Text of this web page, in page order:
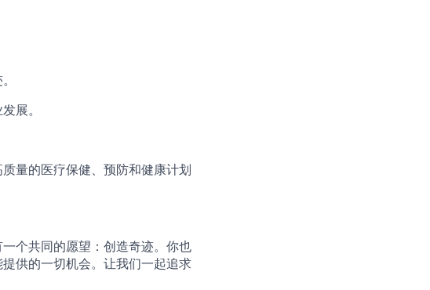
展。
量的医疗保健、预防和健康计划
个共同的愿望：创造奇迹。你也
供的一切机会。让我们一起追求